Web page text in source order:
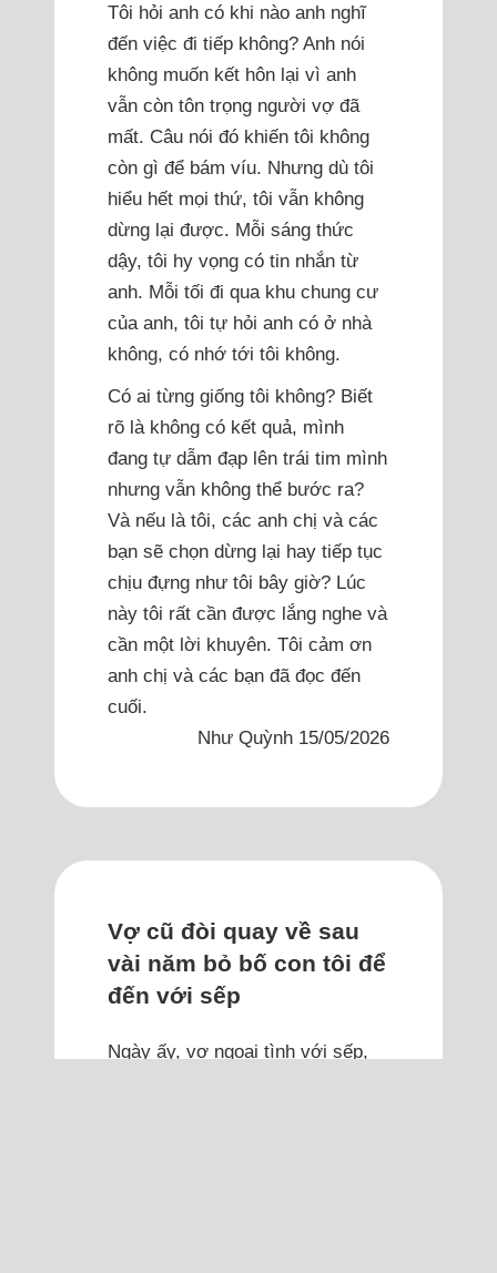
Tôi hỏi anh có khi nào anh nghĩ
đến việc đi tiếp không? Anh nói
không muốn kết hôn lại vì anh
vẫn còn tôn trọng người vợ đã
mất. Câu nói đó khiến tôi không
còn gì để bám víu. Nhưng dù tôi
hiểu hết mọi thứ, tôi vẫn không
dừng lại được. Mỗi sáng thức
dậy, tôi hy vọng có tin nhắn từ
anh. Mỗi tối đi qua khu chung cư
của anh, tôi tự hỏi anh có ở nhà
không, có nhớ tới tôi không.
Có ai từng giống tôi không? Biết
rõ là không có kết quả, mình
đang tự dẫm đạp lên trái tim mình
nhưng vẫn không thể bước ra?
Và nếu là tôi, các anh chị và các
bạn sẽ chọn dừng lại hay tiếp tục
chịu đựng như tôi bây giờ? Lúc
này tôi rất cần được lắng nghe và
cần một lời khuyên. Tôi cảm ơn
anh chị và các bạn đã đọc đến
cuối.
Như Quỳnh 15/05/2026
Vợ cũ đòi quay về sau
vài năm bỏ bố con tôi để
đến với sếp
Ngày ấy, vợ ngoại tình với sếp,